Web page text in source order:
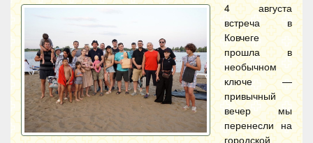
4 августа
встреча в
Ковчеге
прошла в
необычном
ключе —
привычный
вечер мы
перенесли на
городской